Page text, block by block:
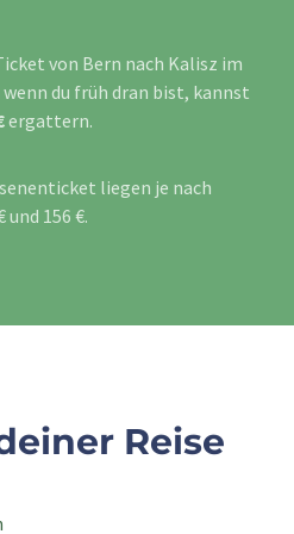
von Bern nach Kalisz im
du früh dran bist, kannst
ergattern.
liegen je nach
156 €.
Reise